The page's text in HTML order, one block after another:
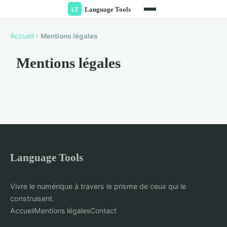
Accueil › Mentions légales
Mentions légales
Language Tools
Vivre le numérique à travers le prisme de ceux qui le
construisent.
AccueilMentions légalesContact